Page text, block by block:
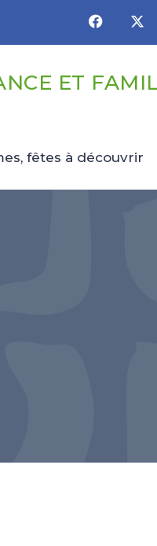
ET
fêtes à découvrir